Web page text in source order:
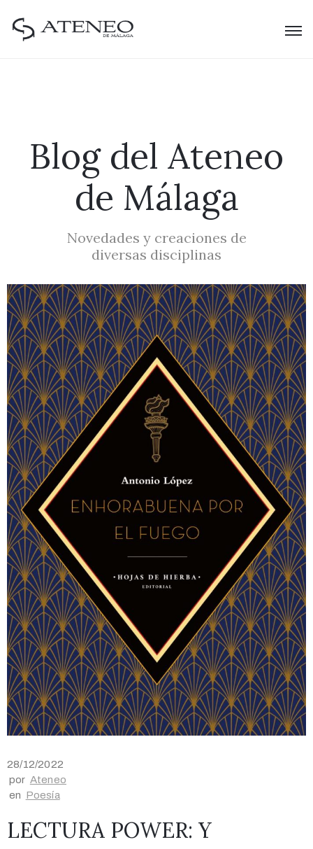
Blog del Ateneo
de Málaga
Novedades y creaciones de
diversas disciplinas
28/12/2022
por Ateneo
en Poesía
LECTURA POWER: Y